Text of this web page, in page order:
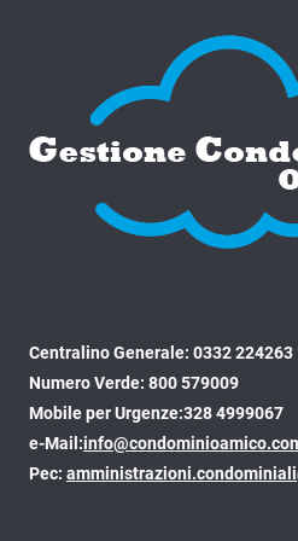
Centralino Generale: 0332 224263
Numero Verde: 800 579009
Mobile per Urgenze:328 4999067
e-Mail:
Pec: